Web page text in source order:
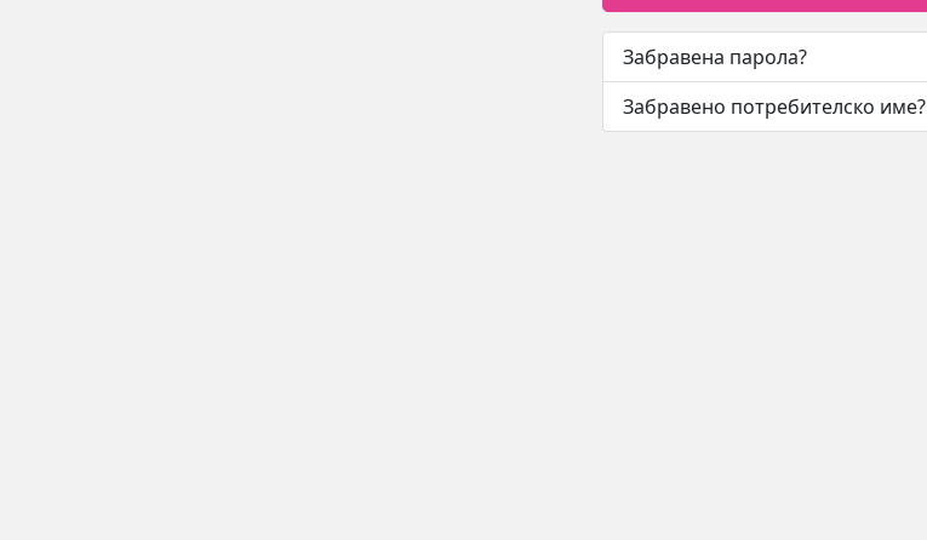
Забравена парола?
Забравено потребителско име?